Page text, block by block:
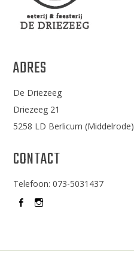
ADRES
De Driezeeg
Driezeeg 21
5258 LD Berlicum (Middelrode)
CONTACT
Telefoon: 073-5031437